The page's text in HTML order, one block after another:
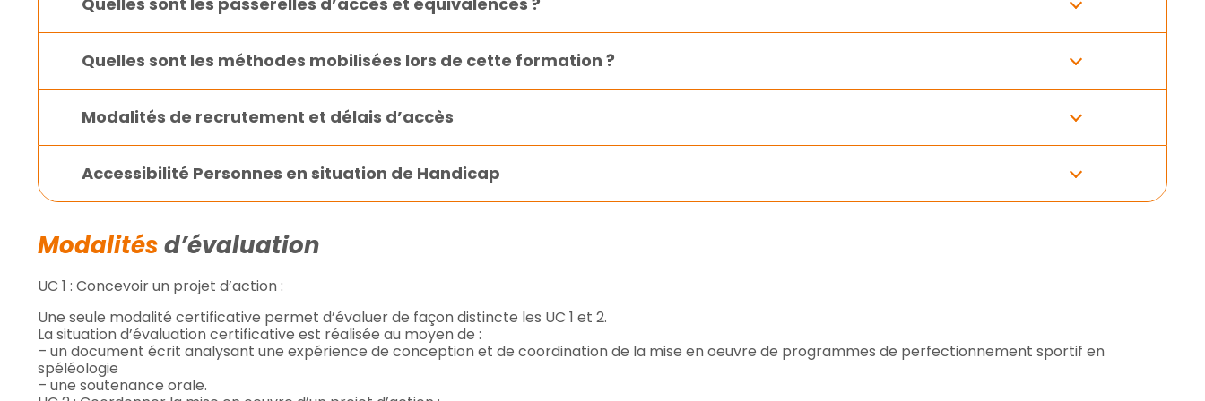
Quelles sont les méthodes mobilisées lors de cette formation ?
Modalités de recrutement et délais d’accès
Accessibilité Personnes en situation de Handicap
Modalitésd’évaluation
UC 1 : Concevoir un projet d’action :
Une seule modalité certificative permet d’évaluer de façon distincte les UC 1 et 2.
La situation d’évaluation certificative est réalisée au moyen de :
– un document écrit analysant une expérience de conception et de coordination de la mise en oeuvre de programmes de perfectionnement sportif en
spéléologie
– une soutenance orale.